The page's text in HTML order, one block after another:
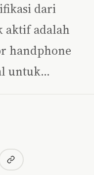
dari
aktif adalah
handphone
untuk…
Copy link